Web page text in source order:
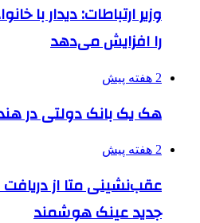
وزیر ارتباطات: دیدار با
را افزایش می‌دهد
2 هفته پیش
هک یک بانک دولتی در
2 هفته پیش
عقب‌نشینی متا از دریافت
جدید عینک هوشمند